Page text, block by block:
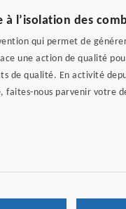
l’isolation des
qui permet de
une action de qualité
de qualité. En activité
faites-nous parvenir votre